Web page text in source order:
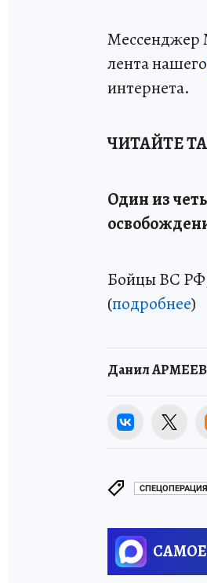
Мессенджер
лента нашего
интернета.
ЧИТАЙТЕ
Один из
Бойцы ВС
(подробнее)
Данил АРМЕЕВ